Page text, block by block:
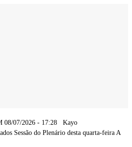
08/07/2026 - 17:28 Kayo
Sessão do Plenário desta quarta-feira A